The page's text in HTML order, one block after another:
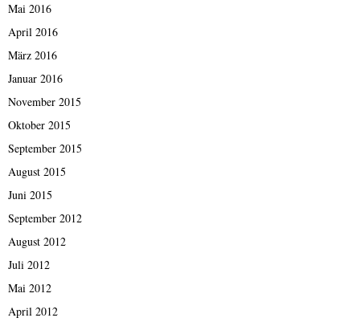
Mai 2016
April 2016
März 2016
Januar 2016
November 2015
Oktober 2015
September 2015
August 2015
Juni 2015
September 2012
August 2012
Juli 2012
Mai 2012
April 2012